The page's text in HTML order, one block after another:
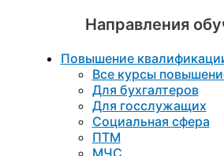
Направления
Повышение
Все курсы
Для бухгалтеров
Для госслужащих
Социальная сфера
ПТМ